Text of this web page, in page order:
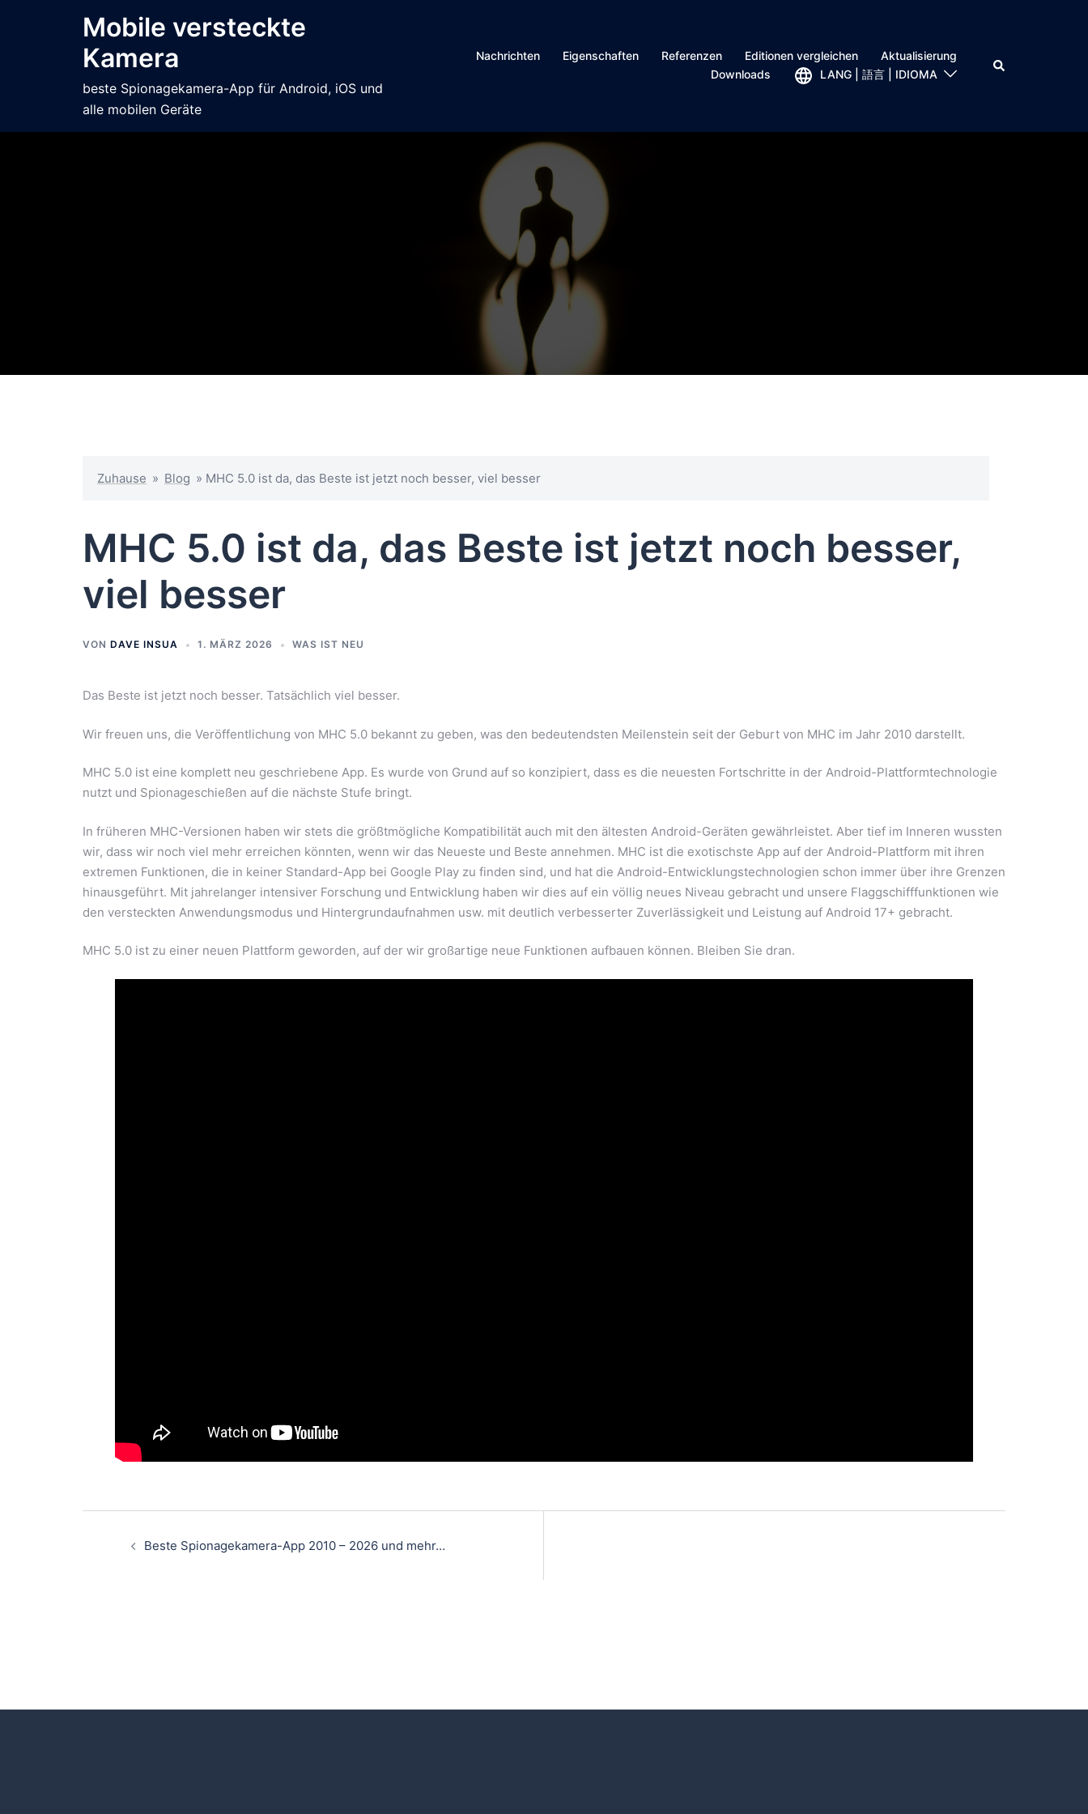
Mobile versteckte
Kamera
beste Spionagekamera-App für Android, iOS und
alle mobilen Geräte
Nachrichten Eigenschaften Referenzen Editionen vergleichen
Aktualisierung
Downloads
LANG | 語言 | IDIOMA
Zuhause » Blog » MHC 5.0 ist da, das Beste ist jetzt noch besser, viel besser
MHC 5.0 ist da, das Beste ist jetzt noch besser,
viel besser
VON DAVE INSUA 1. MÄRZ 2026 WAS IST NEU
Das Beste ist jetzt noch besser. Tatsächlich viel besser.
Wir freuen uns, die Veröffentlichung von MHC 5.0 bekannt zu geben, was den bedeutendsten Meilenstein seit der Geburt von MHC im Jahr 2010 darstellt.
MHC 5.0 ist eine komplett neu geschriebene App. Es wurde von Grund auf so konzipiert, dass es die neuesten Fortschritte in der Android-Plattformtechnologie
nutzt und Spionageschießen auf die nächste Stufe bringt.
In früheren MHC-Versionen haben wir stets die größtmögliche Kompatibilität auch mit den ältesten Android-Geräten gewährleistet. Aber tief im Inneren wussten
wir, dass wir noch viel mehr erreichen könnten, wenn wir das Neueste und Beste annehmen. MHC ist die exotischste App auf der Android-Plattform mit ihren
extremen Funktionen, die in keiner Standard-App bei Google Play zu finden sind, und hat die Android-Entwicklungstechnologien schon immer über ihre Grenzen
hinausgeführt. Mit jahrelanger intensiver Forschung und Entwicklung haben wir dies auf ein völlig neues Niveau gebracht und unsere Flaggschifffunktionen wie
den versteckten Anwendungsmodus und Hintergrundaufnahmen usw. mit deutlich verbesserter Zuverlässigkeit und Leistung auf Android 17+ gebracht.
MHC 5.0 ist zu einer neuen Plattform geworden, auf der wir großartige neue Funktionen aufbauen können. Bleiben Sie dran.
Beste Spionagekamera-App 2010 – 2026 und mehr…